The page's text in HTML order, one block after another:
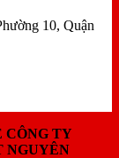
10, Quận
CÔNG TY
NGUYÊN